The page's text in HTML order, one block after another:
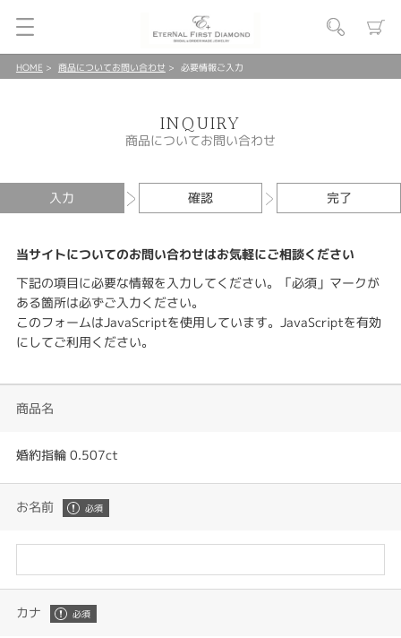
HOME 商品についてお問い合わせ 必要情報ご入力
INQUIRY
商品についてお問い合わせ
入力 確認 完了
当サイトについてのお問い合わせはお気軽にご相談ください
下記の項目に必要な情報を入力してください。「必須」マークが
ある箇所は必ずご入力ください。
このフォームはJavaScriptを使用しています。JavaScriptを有効
にしてご利用ください。
商品名
婚約指輪 0.507ct
お名前
カナ